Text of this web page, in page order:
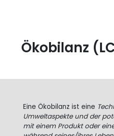
Ökobilanz
Eine Ökobilanz ist eine
Umweltaspekte und der
mit einem Produkt oder